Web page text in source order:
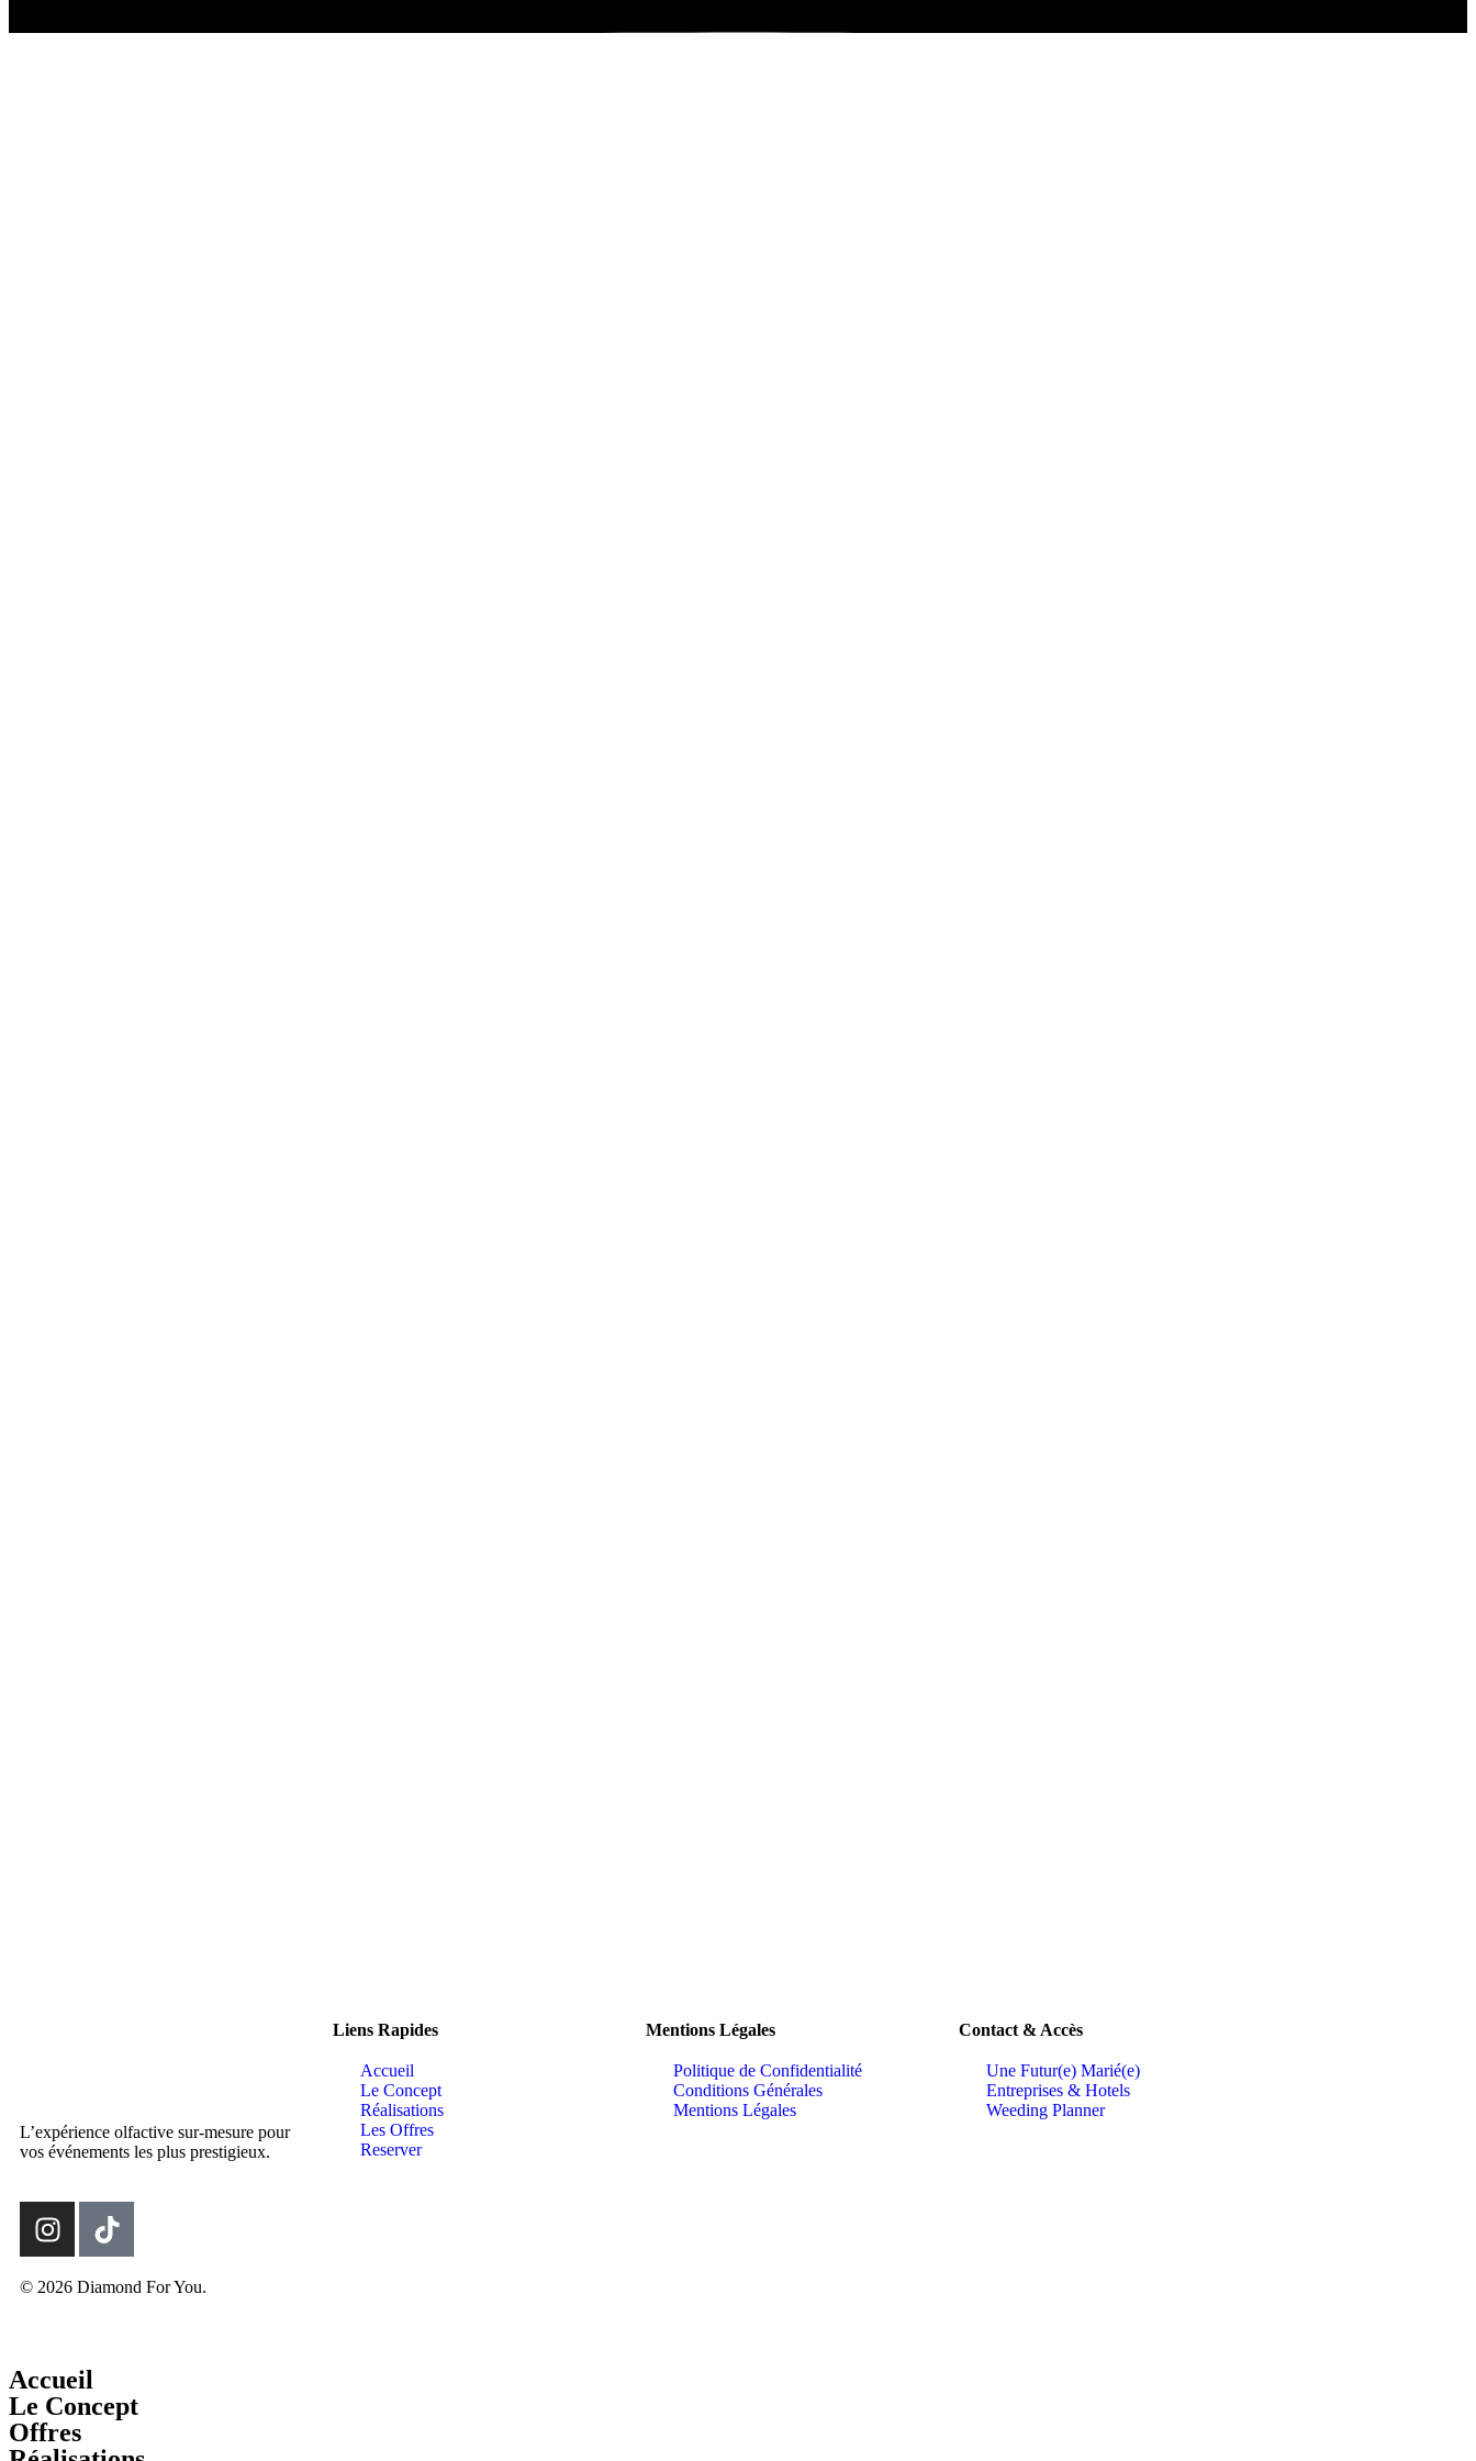
L’expérience olfactive sur-mesure pour
vos événements les plus prestigieux.
Liens Rapides
Accueil
Le Concept
Réalisations
Les Offres
Reserver
Mentions Légales
Politique de Confidentialité
Conditions Générales
Mentions Légales
Contact & Accès
Une Futur(e) Marié(e)
Entreprises & Hotels
Weeding Planner
© 2026 Diamond For You.
Accueil
Le Concept
Offres